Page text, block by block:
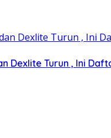
Dexlite Turun , Ini